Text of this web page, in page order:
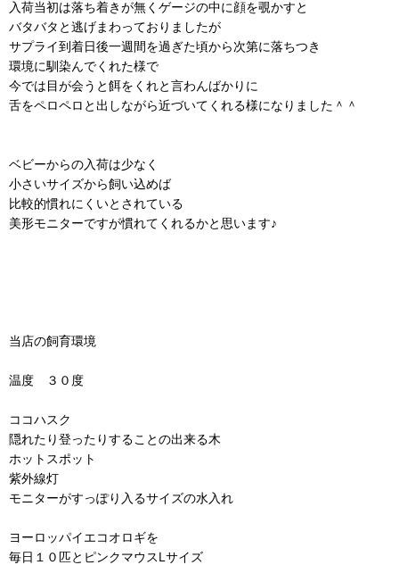
入荷当初は落ち着きが無くゲージの中に顔を覗かすと
バタバタと逃げまわっておりましたが
サプライ到着日後一週間を過ぎた頃から次第に落ちつき
環境に馴染んでくれた様で
今では目が会うと餌をくれと言わんばかりに
舌をペロペロと出しながら近づいてくれる様になりました＾＾
ベビーからの入荷は少なく
小さいサイズから飼い込めば
比較的慣れにくいとされている
美形モニターですが慣れてくれるかと思います♪
当店の飼育環境
温度 ３０度
ココハスク
隠れたり登ったりすることの出来る木
ホットスポット
紫外線灯
モニターがすっぽり入るサイズの水入れ
ヨーロッパイエコオロギを
毎日１０匹とピンクマウスLサイズ